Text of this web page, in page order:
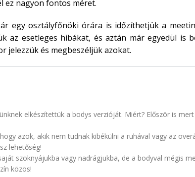
ez nagyon fontos méret.
egy osztályfőnöki órára is időzíthetjük a
az esetleges hibákat, és aztán már egyedül is
jelezzük és megbeszéljük azokat.
elkészítettük a bodys verzióját. Miért? Először is
azok, akik nem tudnak kibékülni a ruhával vagy az
lehetőség!
szoknyájukba vagy nadrágjukba, de a bodyval mégis
közös!